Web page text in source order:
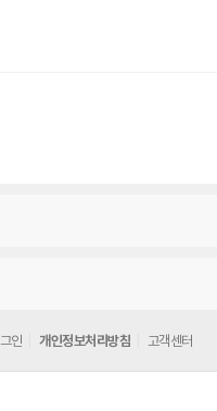
인 개인정보처리방침 고객센터